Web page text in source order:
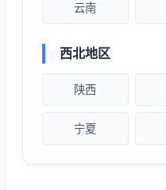
云南
西北地区
陕西
宁夏